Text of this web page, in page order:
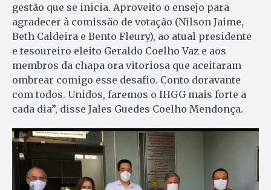
gestão que se inicia. Aproveito o ensejo para
agradecer à comissão de votação (Nilson Jaime,
Beth Caldeira e Bento Fleury), ao atual presidente
e tesoureiro eleito Geraldo Coelho Vaz e aos
membros da chapa ora vitoriosa que aceitaram
ombrear comigo esse desafio. Conto doravante
com todos. Unidos, faremos o IHGG mais forte a
cada dia”, disse Jales Guedes Coelho Mendonça.